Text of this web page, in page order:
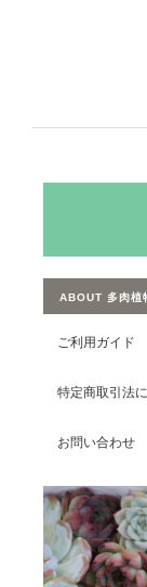
ABOUT 多肉植
ご利用ガイド
特定商取引法
お問い合わせ